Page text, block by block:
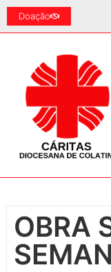
Doação
OBRA